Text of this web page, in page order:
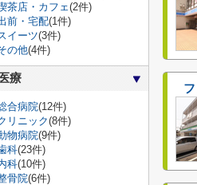
茶店・カフェ(2件)
前・宅配(1件)
イーツ(3件)
の他(4件)
医療
合病院(12件)
リニック(8件)
物病院(9件)
科(23件)
科(10件)
骨院(6件)